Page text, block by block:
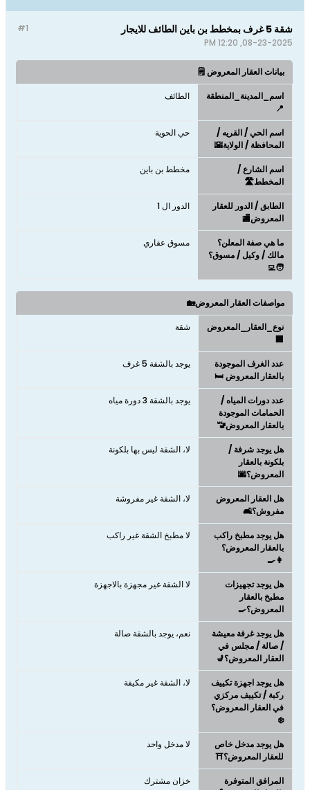
#1 شقة 5 غرف بمخطط بن باين الطائف للايجار
08-23-2025, 12:20 PM
بيانات العقار المعروض 🗒️
اسم_المدينة_المنطقة
📍
الطائف
اسم الحي / القريه /
المحافظة / الولاية🌇
حي الحوية
اسم الشارع /
المخطط🛣️
مخطط بن باين
الطابق / الدور للعقار
المعروض🏬
الدور ال 1
ما هي صفة المعلن؟
مالك / وكيل / مسوق؟
🧑‍💻
مسوق عقاري
مواصفات العقار المعروض🏡
نوع_العقار_المعروض
🏢
شقة
عدد الغرف الموجودة
بالعقار المعروض 🛏️
يوجد بالشقة 5 غرف
عدد دورات المياه /
الحمامات الموجودة
بالعقار المعروض🚾
يوجد بالشقة 3 دورة مياه
هل يوجد شرفة /
بلكونة بالعقار
المعروض؟🌆
لا، الشقة ليس بها بلكونة
هل العقار المعروض
مفروش؟🛋️
لا، الشقة غير مفروشة
هل يوجد مطبخ راكب
بالعقار المعروض؟
👩‍🍳
لا مطبخ الشقة غير راكب
هل يوجد تجهيزات
مطبخ بالعقار
المعروض؟🍳
لا الشقة غير مجهزة بالاجهزة
هل يوجد غرفة معيشة
/ صالة / مجلس في
العقار المعروض؟💺
نعم، يوجد بالشقة صالة
هل يوجد اجهزة تكييف
ركبة / تكييف مركزي
في العقار المعروض؟
❄️
لا، الشقة غير مكيفة
هل يوجد مدخل خاص
للعقار المعروض؟⛩️
لا مدخل واحد
المرافق المتوفرة
خزان مشترك